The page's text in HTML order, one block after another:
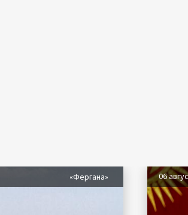
«Фергана» 06